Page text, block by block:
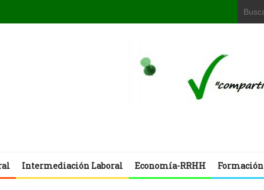
Intermediación Laboral Economía-RRHH Formación